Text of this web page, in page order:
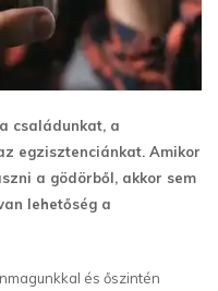
családunkat, a
egzisztenciánkat. Amikor
a gödörből, akkor sem
lehetőség a
és őszintén